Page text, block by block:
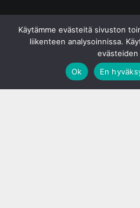
Käytämme evästeitä sivuston
liikenteen analysoinnissa.
evästeiden
Ok
En